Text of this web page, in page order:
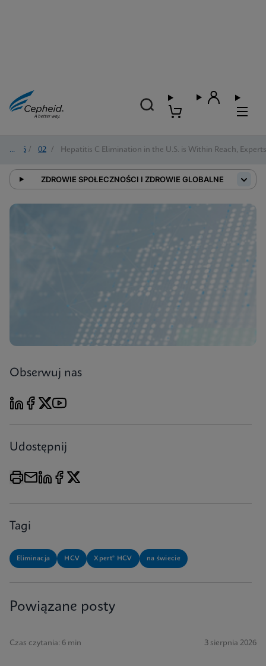
2026 / 02 / Hepatitis C Elimination in the U.S. is Within Reach,
ZDROWIE SPOŁECZNOŚCI I ZDROWIE GLOBALNE
Obserwuj nas
Udostępnij
Tagi
Eliminacja HCV Xpert® HCV na świecie
Powiązane posty
Czas czytania: 6 min 3 sierpnia 2026